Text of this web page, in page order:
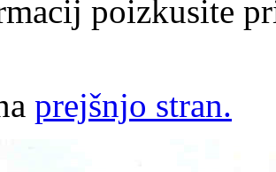
poizkusite
prejšnjo stran.